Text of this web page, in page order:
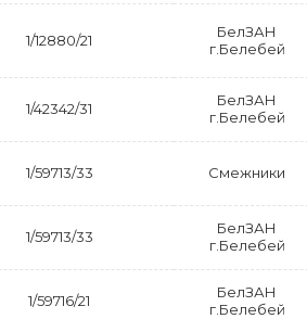
1/12880/21
БелЗАН
г.Белебей
1/42342/31
БелЗАН
г.Белебей
1/59713/33 Смежники
1/59713/33
БелЗАН
г.Белебей
1/59716/21
БелЗАН
г.Белебей